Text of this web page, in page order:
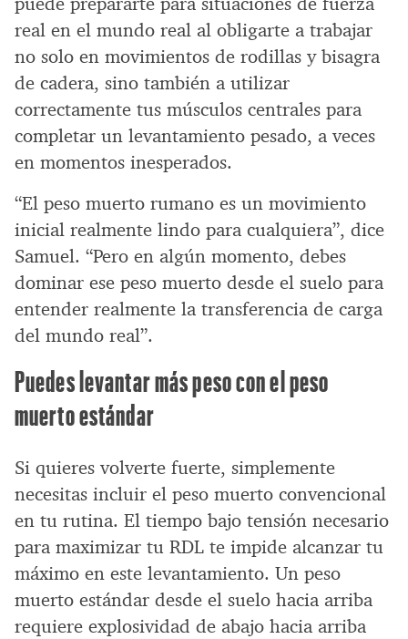
real en el mundo real al obligarte a trabajar
no solo en movimientos de rodillas y bisagra
de cadera, sino también a utilizar
correctamente tus músculos centrales para
completar un levantamiento pesado, a veces
en momentos inesperados.
“El peso muerto rumano es un movimiento
inicial realmente lindo para cualquiera”, dice
Samuel. “Pero en algún momento, debes
dominar ese peso muerto desde el suelo para
entender realmente la transferencia de carga
del mundo real”.
Puedes levantar más peso con el peso
muerto estándar
Si quieres volverte fuerte, simplemente
necesitas incluir el peso muerto convencional
en tu rutina. El tiempo bajo tensión necesario
para maximizar tu RDL te impide alcanzar tu
máximo en este levantamiento. Un peso
muerto estándar desde el suelo hacia arriba
requiere explosividad de abajo hacia arriba